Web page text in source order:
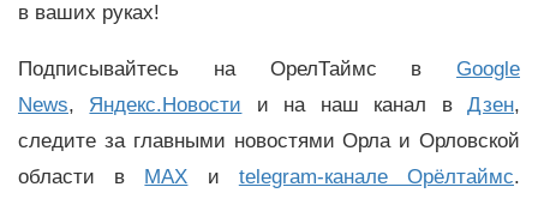
в ваших руках!
Подписывайтесь на ОрелТаймс в Google
News, Яндекс.Новости и на наш канал вДзен,
следите за главными новостями Орла и Орловской
области в MAX и telegram-канале Орёлтаймс.